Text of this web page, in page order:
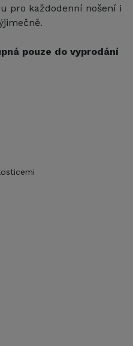
pro každodenní nošení i
pouze do vyprodání